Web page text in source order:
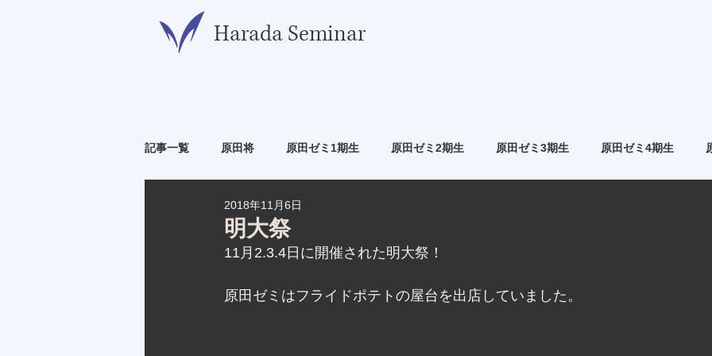
​Harada Seminar
記事一覧 原田将 原田ゼミ1期生 原田ゼミ2期生 原田ゼミ3期生 原田ゼミ4期生
原田ゼミ6期生 原田ゼミ7期生
明大祭
2018年11月6日
11月2.3.4日に開催された明大祭！
原田ゼミはフライドポテトの屋台を出店していました。